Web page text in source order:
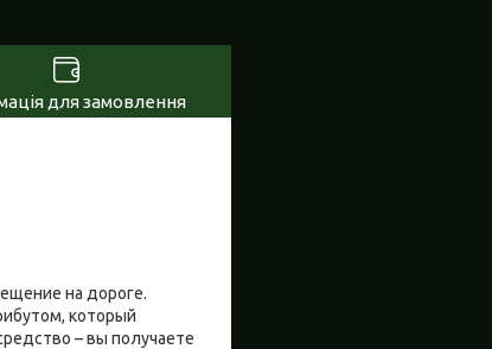
для замовлення
на дороге.
который
– вы получаете